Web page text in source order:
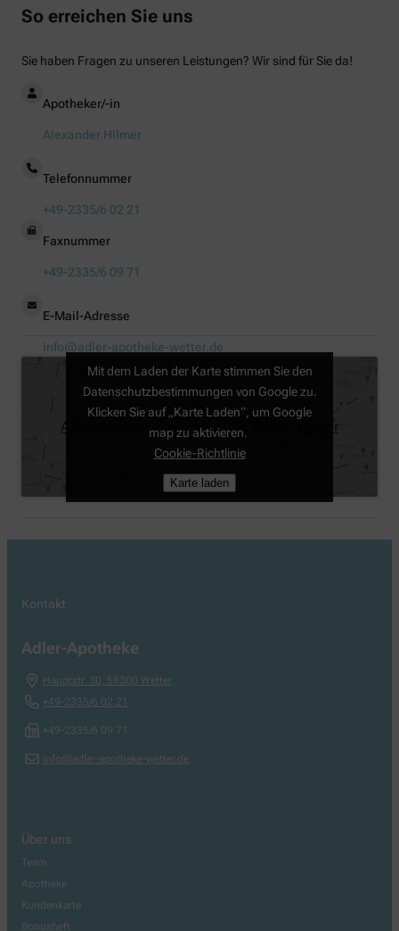
So erreichen Sie uns
Sie haben Fragen zu unseren Leistungen? Wir sind für Sie da!
Apotheker/-in
Alexander Hilmer
Telefonnummer
+49-2335/6 02 21
Faxnummer
+49-2335/6 09 71
E-Mail-Adresse
info@adler-apotheke-wetter.de
Adler-Apotheke, Hauptstr. 30, 58300 Wetter
Mit dem Laden der Karte stimmen Sie den
Datenschutzbestimmungen von Google zu.
Klicken Sie auf „Karte Laden“, um Google
map zu aktivieren.
Cookie-Richtlinie
Karte laden
Kontakt
Adler-Apotheke
Hauptstr. 30 58300 Wetter
+49-2335/6 02 21
+49-2335/6 09 71
info@adler-apotheke-wetter.de
Über uns
Team
Apotheke
Kundenkarte
Bonusheft